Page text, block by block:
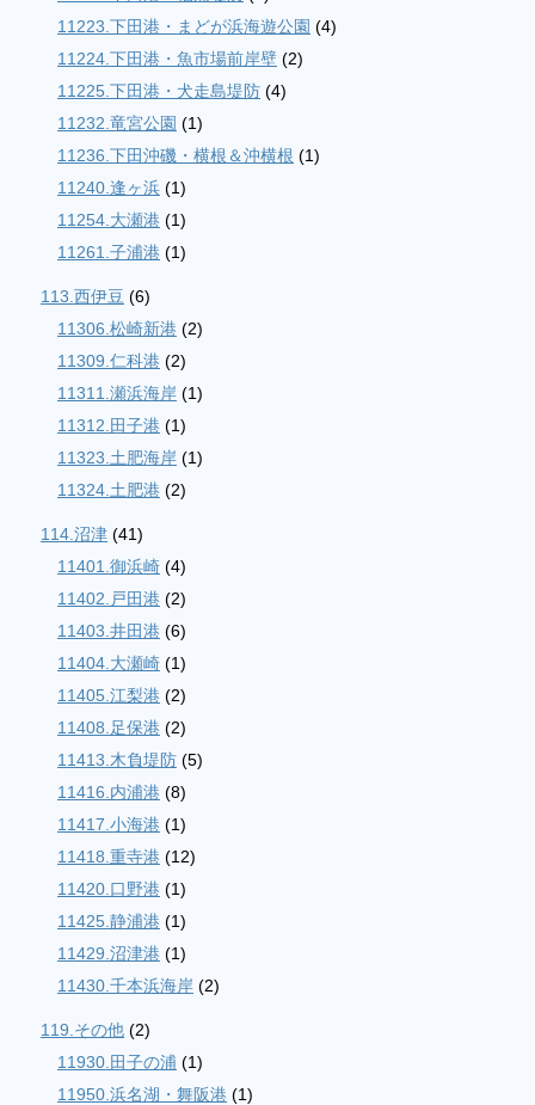
11223.下田港・まどが浜海遊公園 (4)
11224.下田港・魚市場前岸壁 (2)
11225.下田港・犬走島堤防 (4)
11232.竜宮公園 (1)
11236.下田沖磯・横根＆沖横根 (1)
11240.逢ヶ浜 (1)
11254.大瀬港 (1)
11261.子浦港 (1)
113.西伊豆 (6)
11306.松崎新港 (2)
11309.仁科港 (2)
11311.瀬浜海岸 (1)
11312.田子港 (1)
11323.土肥海岸 (1)
11324.土肥港 (2)
114.沼津 (41)
11401.御浜崎 (4)
11402.戸田港 (2)
11403.井田港 (6)
11404.大瀬崎 (1)
11405.江梨港 (2)
11408.足保港 (2)
11413.木負堤防 (5)
11416.内浦港 (8)
11417.小海港 (1)
11418.重寺港 (12)
11420.口野港 (1)
11425.静浦港 (1)
11429.沼津港 (1)
11430.千本浜海岸 (2)
119.その他 (2)
11930.田子の浦 (1)
11950.浜名湖・舞阪港 (1)